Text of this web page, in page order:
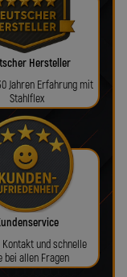
Hersteller
Jahren Erfahrung mit
Stahlflex
und schnelle
bei allen Fragen